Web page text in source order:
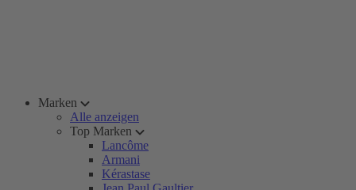
Marken
Alle anzeigen
Top Marken
Lancôme
Armani
Kérastase